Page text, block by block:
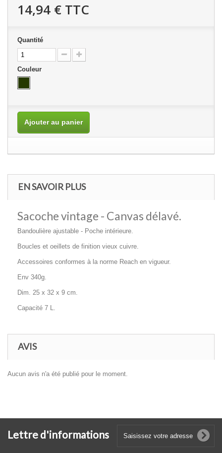
14,94 € TTC
Quantité
Couleur
Ajouter au panier
EN SAVOIR PLUS
Sacoche vintage - Canvas délavé.
Bandoulière ajustable - Poche intérieure.
Boucles et oeillets de finition vieux cuivre.
Accessoires conformes à la norme Reach en vigueur.
Env 340g.
Dim. 25 x 32 x 9 cm.
Capacité 7 L.
AVIS
Aucun avis n'a été publié pour le moment.
Lettre d'informations